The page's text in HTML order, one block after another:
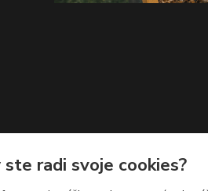
radi svoje cookies?